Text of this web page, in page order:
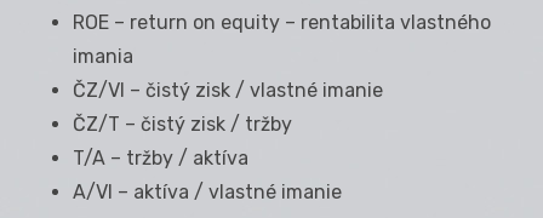
ROE – return on equity – rentabilita vlastného
imania
ČZ/VI – čistý zisk / vlastné imanie
ČZ/T – čistý zisk / tržby
T/A – tržby / aktíva
A/VI – aktíva / vlastné imanie